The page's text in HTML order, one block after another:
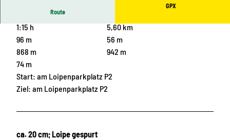
Route
GPX
1:15 h
5,60 km
96 m
56 m
868 m
942 m
74 m
Start: am Loipenparkplatz P2
Ziel: am Loipenparkplatz P2
ca. 20 cm; Loipe gespurt